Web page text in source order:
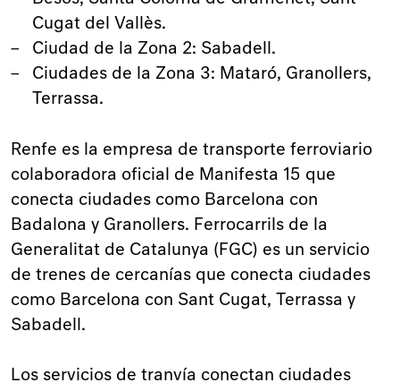
Cugat del Vallès.
Ciudad de la Zona 2: Sabadell.
Ciudades de la Zona 3: Mataró, Granollers,
Terrassa.
Renfe es la empresa de transporte ferroviario
colaboradora oficial de Manifesta 15 que
conecta ciudades como Barcelona con
Badalona y Granollers. Ferrocarrils de la
Generalitat de Catalunya (FGC) es un servicio
de trenes de cercanías que conecta ciudades
como Barcelona con Sant Cugat, Terrassa y
Sabadell.
Los servicios de tranvía conectan ciudades